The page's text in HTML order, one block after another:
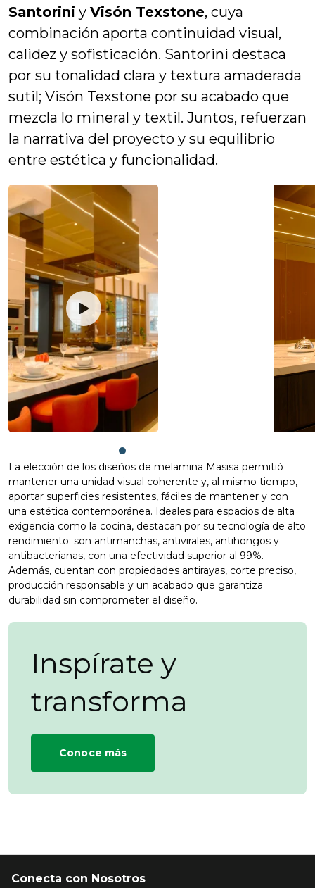
Santorini y Visón Texstone, cuya
combinación aporta continuidad visual,
calidez y sofisticación. Santorini destaca
por su tonalidad clara y textura amaderada
sutil; Visón Texstone por su acabado que
mezcla lo mineral y textil. Juntos, refuerzan
la narrativa del proyecto y su equilibrio
entre estética y funcionalidad.
La elección de los diseños de melamina Masisa permitió
mantener una unidad visual coherente y, al mismo tiempo,
aportar superficies resistentes, fáciles de mantener y con
una estética contemporánea. Ideales para espacios de alta
exigencia como la cocina, destacan por su tecnología de alto
rendimiento: son antimanchas, antivirales, antihongos y
antibacterianas, con una efectividad superior al 99%.
Además, cuentan con propiedades antirayas, corte preciso,
producción responsable y un acabado que garantiza
durabilidad sin comprometer el diseño.
Inspírate y
transforma
Conoce más
Conecta con Nosotros